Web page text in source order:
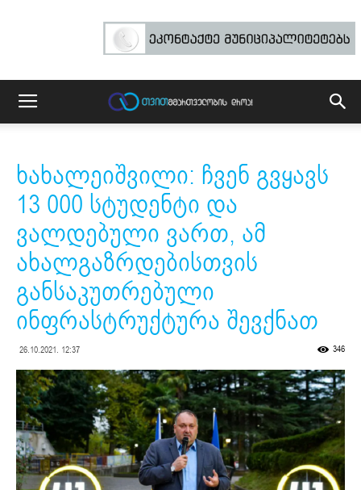
ხახალეიშვილი: ჩვენ გვყავს
13 000 სტუდენტი და
ვალდებული ვართ, ამ
ახალგაზრდებისთვის
განსაკუთრებული
ინფრასტრუქტურა შევქნათ
26.10.2021. 12:37 346